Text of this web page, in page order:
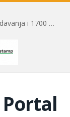
Toni Milun postao “milijarder”! Vrhunska predavanja i 1700 posjetitelja obilježili su mjesec financijske pismenosti